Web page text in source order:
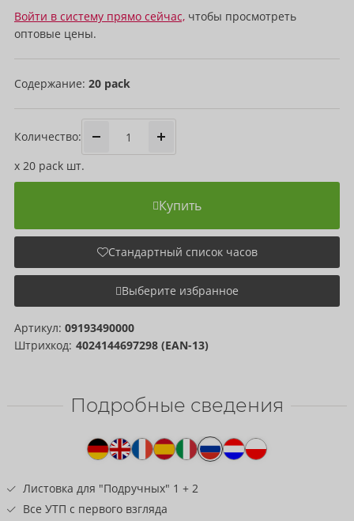
Войти в систему прямо сейчас, чтобы просмотреть
оптовые цены.
Содержание: 20 pack
Количество:
x 20 pack шт.
Купить
Стандартный список часов
Выберите избранное
Артикул: 09193490000
Штрихкод: 4024144697298 (EAN-13)
Подробные сведения
товару
Листовка для "Подручных" 1 + 2
Все УТП с первого взгляда